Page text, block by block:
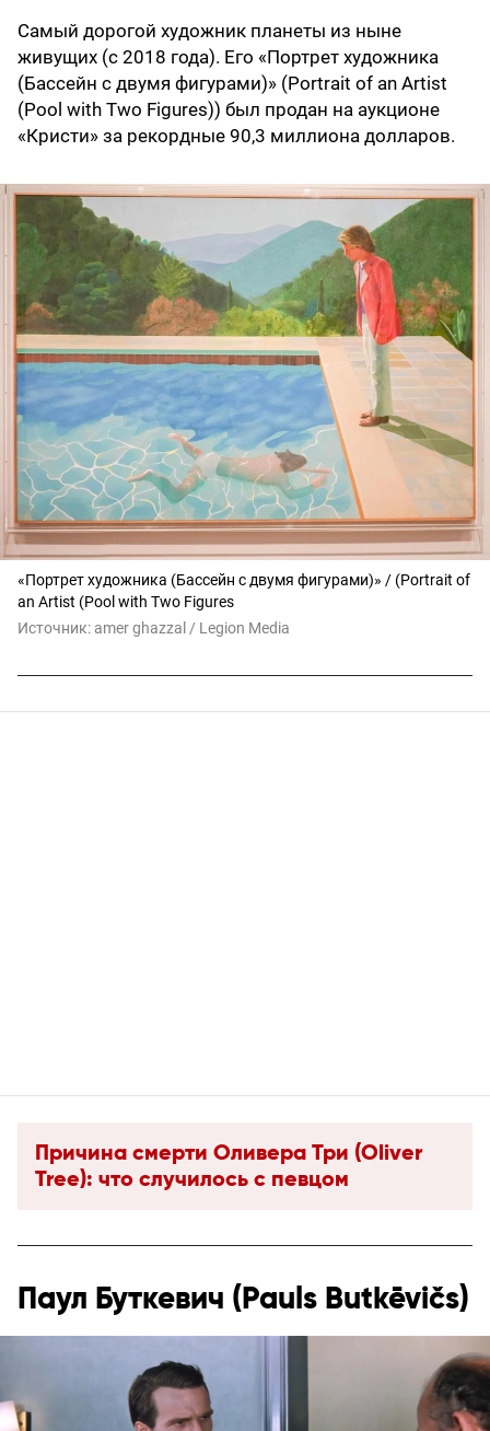
Самый дорогой художник планеты из ныне
живущих (с 2018 года). Его «Портрет художника
(Бассейн с двумя фигурами)» (Portrait of an Artist
(Pool with Two Figures)) был продан на аукционе
«Кристи» за рекордные 90,3 миллиона долларов.
«Портрет художника (Бассейн с двумя фигурами)» / (Portrait of
an Artist (Pool with Two Figures
Источник:amer ghazzal / Legion Media
Причина смерти Оливера Три (Oliver
Tree): что случилось с певцом
Паул Буткевич (Pauls Butkēvičs)